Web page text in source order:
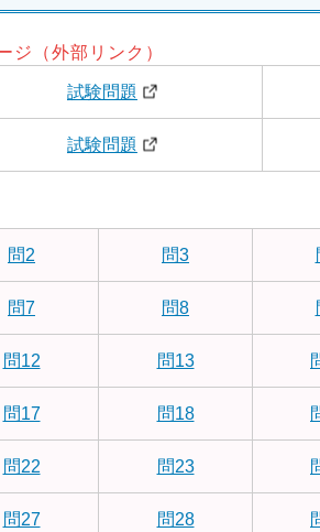
ジ（外部リンク）
試験問題
試験問題
問2 問3
問7 問8
問12 問13
問17 問18
問22 問23
問27 問28